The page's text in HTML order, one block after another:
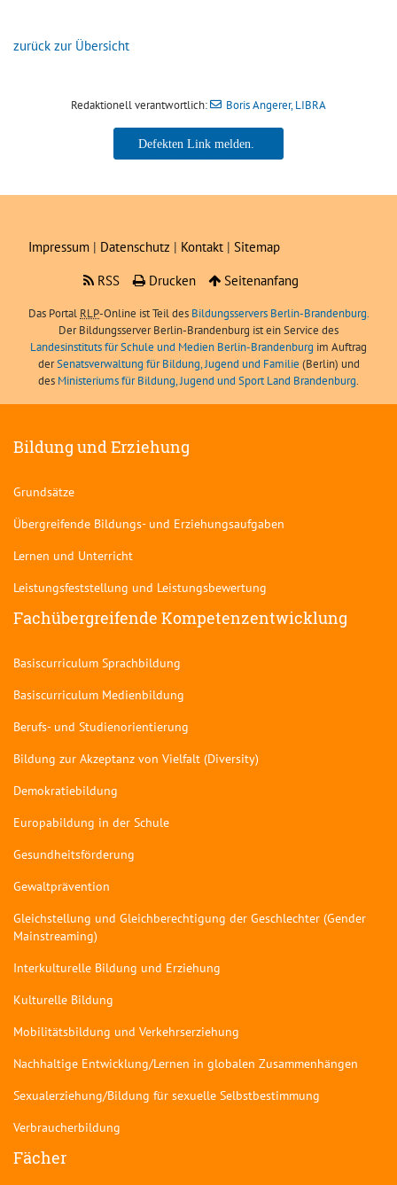
zurück zur Übersicht
Redaktionell verantwortlich: Boris Angerer, LIBRA
Boris Angerer, LIBRA
Impressum | Datenschutz | Kontakt | Sitemap
RSS
Drucken Seitenanfang
Das Portal RLP-Online ist Teil des Bildungsservers Berlin-Brandenburg.
Der Bildungsserver Berlin-Brandenburg ist ein Service des
Landesinstituts für Schule und Medien Berlin-Brandenburg im Auftrag
derSenatsverwaltung für Bildung, Jugend und Familie (Berlin) und
des Ministeriums für Bildung, Jugend und Sport Land Brandenburg.
Bildung und Erziehung
Grundsätze
Übergreifende Bildungs- und Erziehungsaufgaben
Lernen und Unterricht
Leistungsfeststellung und Leistungsbewertung
Fachübergreifende Kompetenzentwicklung
Basiscurriculum Sprachbildung
Basiscurriculum Medienbildung
Berufs- und Studienorientierung
Bildung zur Akzeptanz von Vielfalt (Diversity)
Demokratiebildung
Europabildung in der Schule
Gesundheitsförderung
Gewaltprävention
Gleichstellung und Gleichberechtigung der Geschlechter (Gender
Mainstreaming)
Interkulturelle Bildung und Erziehung
Kulturelle Bildung
Mobilitätsbildung und Verkehrserziehung
Nachhaltige Entwicklung/Lernen in globalen Zusammenhängen
Sexualerziehung/Bildung für sexuelle Selbstbestimmung
Verbraucherbildung
Fächer